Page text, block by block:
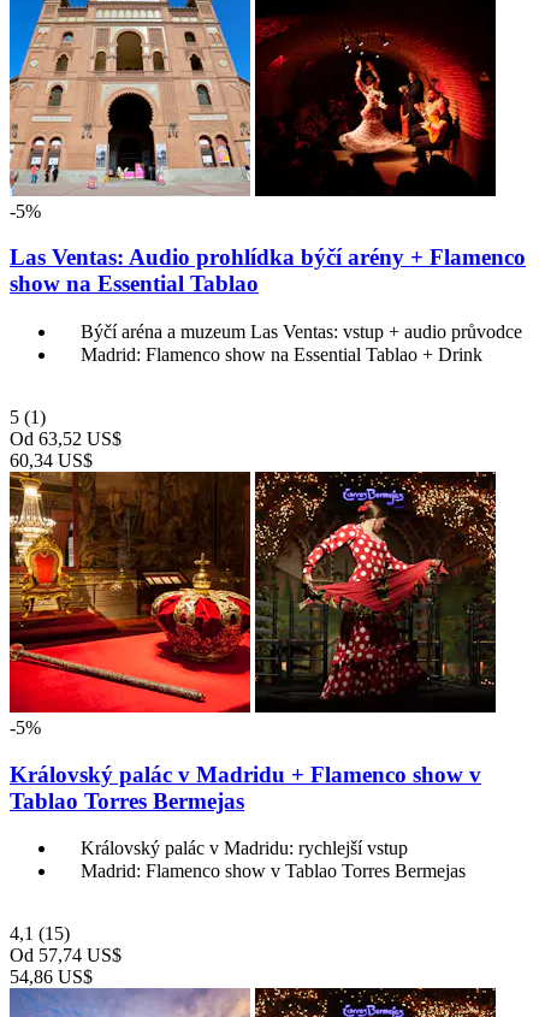
-5%
Las Ventas: Audio prohlídka býčí arény + Flamenco
show na Essential Tablao
Býčí aréna a muzeum Las Ventas: vstup + audio průvodce
Madrid: Flamenco show na Essential Tablao + Drink
5 (1)
Od 63,52 US$
60,34 US$
-5%
Královský palác v Madridu + Flamenco show v
Tablao Torres Bermejas
Královský palác v Madridu: rychlejší vstup
Madrid: Flamenco show v Tablao Torres Bermejas
4,1 (15)
Od 57,74 US$
54,86 US$